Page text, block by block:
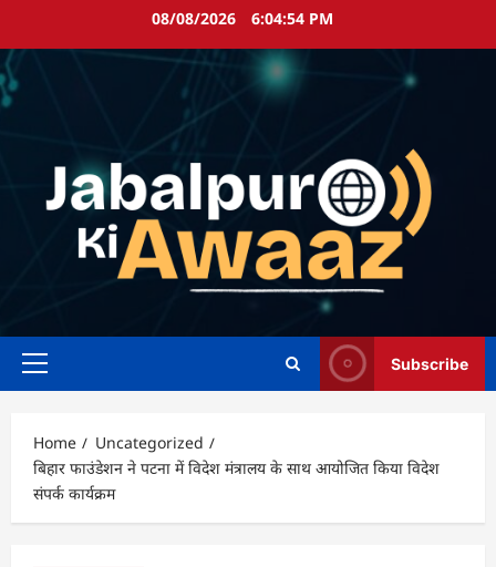
content
08/08/2026 6:04:55 PM
Primary
Subscribe
Home
Uncategorized
बिहार फाउंडेशन ने पटना में विदेश मंत्रालय के साथ आयोजित किया विदेश
संपर्क कार्यक्रम